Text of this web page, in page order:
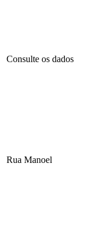
Consulte os dados
Rua Manoel